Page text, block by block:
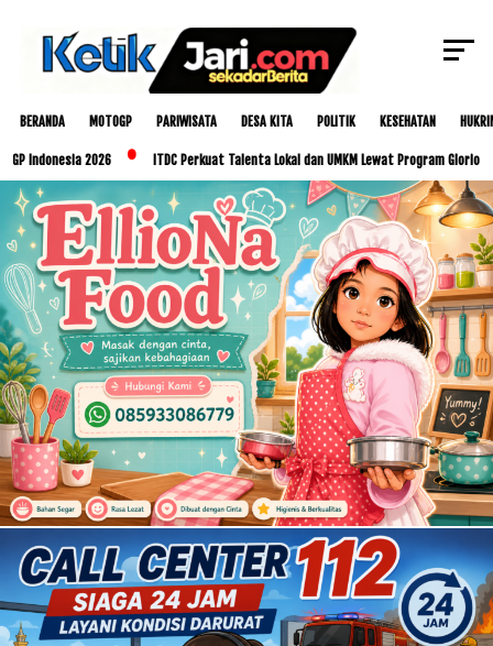
BERANDA MOTOGP PARIWISATA DESA KITA POLITIK KESEHATAN
2026 ITDC Perkuat Talenta Lokal dan UMKM Lewat Program Glorious Golo